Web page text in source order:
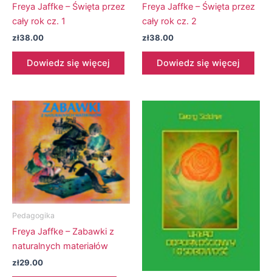
Freya Jaffke – Święta przez
cały rok cz. 1
zł38.00
Dowiedz się więcej
Freya Jaffke – Święta przez
cały rok cz. 2
zł38.00
Dowiedz się więcej
Pedagogika
Freya Jaffke – Zabawki z
naturalnych materiałów
zł29.00